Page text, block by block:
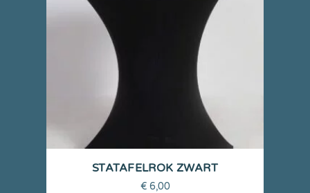
STATAFELROK ZWART
€ 6,00